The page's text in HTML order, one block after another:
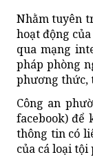
Nhằm tuyên
hoạt động
qua mạng
pháp phòng
phương thức,
Công an
facebook) để
thông tin có
của cá loại